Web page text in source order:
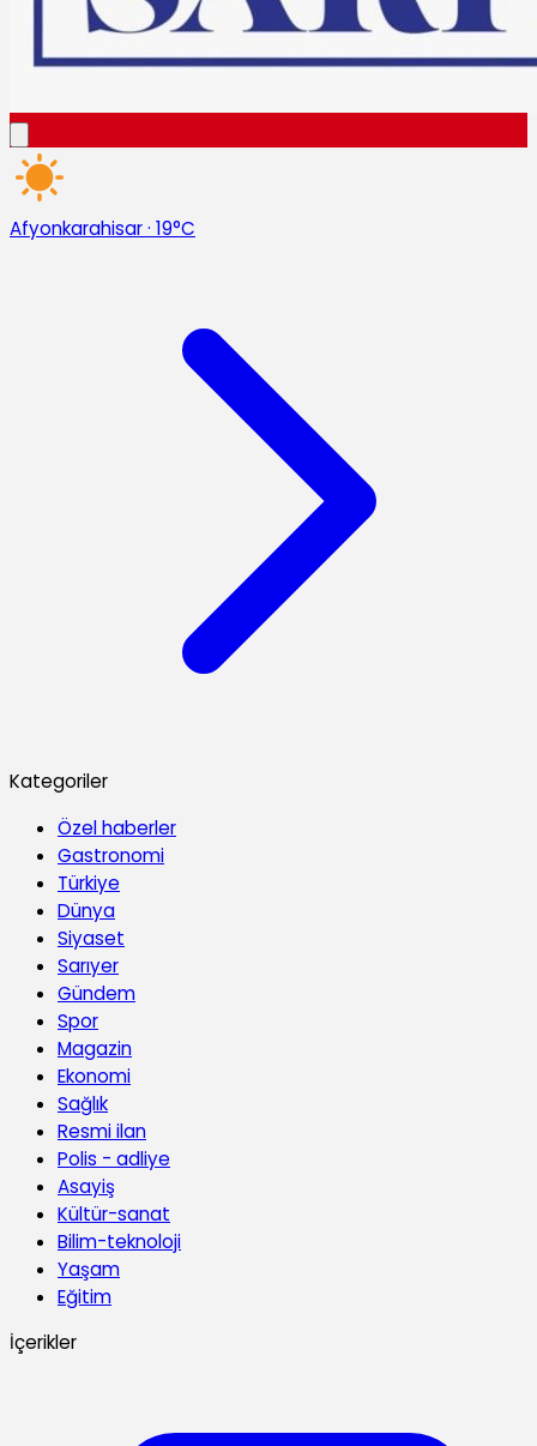
Afyonkarahisar· 19°C
Kategoriler
Özel haberler
Gastronomi
Türkiye
Dünya
Siyaset
Sarıyer
Gündem
Spor
Magazin
Ekonomi
Sağlık
Resmi ilan
Polis - adliye
Asayiş
Kültür-sanat
Bilim-teknoloji
Yaşam
Eğitim
İçerikler